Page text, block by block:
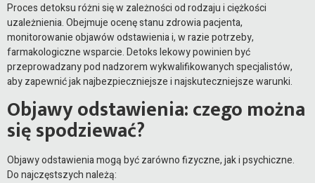
Proces detoksu różni się w zależności od rodzaju i ciężkości
uzależnienia. Obejmuje ocenę stanu zdrowia pacjenta,
monitorowanie objawów odstawienia i, w razie potrzeby,
farmakologiczne wsparcie. Detoks lekowy powinien być
przeprowadzany pod nadzorem wykwalifikowanych specjalistów,
aby zapewnić jak najbezpieczniejsze i najskuteczniejsze warunki.
Objawy odstawienia: czego można
się spodziewać?
Objawy odstawienia mogą być zarówno fizyczne, jak i psychiczne.
Do najczęstszych należą: